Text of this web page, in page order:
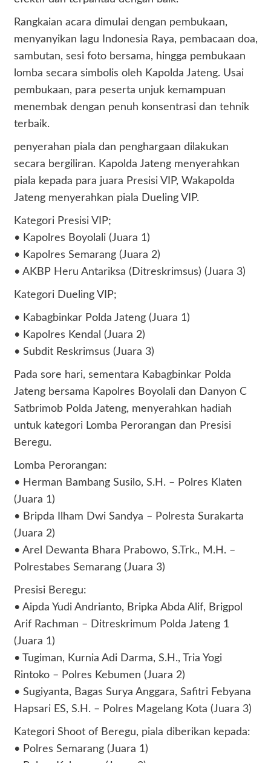
Rangkaian acara dimulai dengan pembukaan,
menyanyikan lagu Indonesia Raya, pembacaan doa,
sambutan, sesi foto bersama, hingga pembukaan
lomba secara simbolis oleh Kapolda Jateng. Usai
pembukaan, para peserta unjuk kemampuan
menembak dengan penuh konsentrasi dan tehnik
terbaik.
penyerahan piala dan penghargaan dilakukan
secara bergiliran. Kapolda Jateng menyerahkan
piala kepada para juara Presisi VIP, Wakapolda
Jateng menyerahkan piala Dueling VIP.
Kategori Presisi VIP;
• Kapolres Boyolali (Juara 1)
• Kapolres Semarang (Juara 2)
• AKBP Heru Antariksa (Ditreskrimsus) (Juara 3)
Kategori Dueling VIP;
• Kabagbinkar Polda Jateng (Juara 1)
• Kapolres Kendal (Juara 2)
• Subdit Reskrimsus (Juara 3)
Pada sore hari, sementara Kabagbinkar Polda
Jateng bersama Kapolres Boyolali dan Danyon C
Satbrimob Polda Jateng, menyerahkan hadiah
untuk kategori Lomba Perorangan dan Presisi
Beregu.
Lomba Perorangan:
• Herman Bambang Susilo, S.H. – Polres Klaten
(Juara 1)
• Bripda Ilham Dwi Sandya – Polresta Surakarta
(Juara 2)
• Arel Dewanta Bhara Prabowo, S.Trk., M.H. –
Polrestabes Semarang (Juara 3)
Presisi Beregu:
• Aipda Yudi Andrianto, Bripka Abda Alif, Brigpol
Arif Rachman – Ditreskrimum Polda Jateng 1
(Juara 1)
• Tugiman, Kurnia Adi Darma, S.H., Tria Yogi
Rintoko – Polres Kebumen (Juara 2)
• Sugiyanta, Bagas Surya Anggara, Safitri Febyana
Hapsari ES, S.H. – Polres Magelang Kota (Juara 3)
Kategori Shoot of Beregu, piala diberikan kepada:
• Polres Semarang (Juara 1)